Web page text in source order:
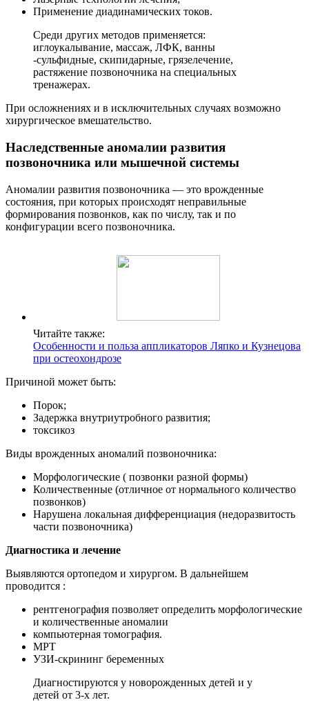
Применение диадинамических токов.
Среди других методов применяется:
иглоукалывание, массаж, ЛФК, ванны
-сульфидные, скипидарные, грязелечение,
растяжение позвоночника на специальных
тренажерах.
При осложнениях и в исключительных случаях возможно
хирургическое вмешательство.
Наследственные аномалии развития
позвоночника или мышечной системы
Аномалии развития позвоночника — это врожденные
состояния, при которых происходят неправильные
формирования позвонков, как по числу, так и по
конфигурации всего позвоночника.
Читайте также:
Особенности и польза аппликаторов Ляпко и Кузнецова
при остеохондрозе
Причиной может быть:
Порок;
Задержка внутриутробного развития;
токсикоз
Виды врожденных аномалий позвоночника:
Морфологические ( позвонки разной формы)
Количественные (отличное от нормального количество
позвонков)
Нарушена локальная дифференциация (недоразвитость
части позвоночника)
Диагностика и лечение
Выявляются ортопедом и хирургом. В дальнейшем
проводится :
рентгенография позволяет определить морфологические
и количественные аномалии
компьютерная томография.
МРТ
УЗИ-скрининг беременных
Диагностируются у новорожденных детей и у
детей от 3-х лет.